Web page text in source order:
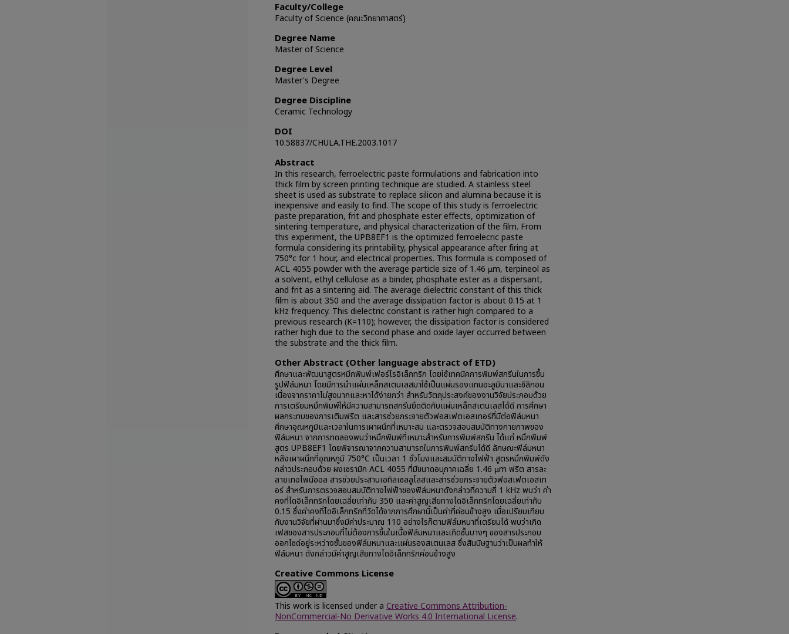
Faculty/College
Faculty of Science (คณะวิทยาศาสตร์)
Degree Name
Master of Science
Degree Level
Master's Degree
Degree Discipline
Ceramic Technology
DOI
10.58837/CHULA.THE.2003.1017
Abstract
In this research, ferroelectric paste formulations and fabrication into
thick film by screen printing technique are studied. A stainless steel
sheet is used as substrate to replace silicon and alumina because it is
inexpensive and easily to find. The scope of this study is ferroelectric
paste preparation, frit and phosphate ester effects, optimization of
sintering temperature, and physical characterization of the film. From
this experiment, the UPB8EF1 is the optimized ferroelecric paste
formula considering its printability, physical appearance after firing at
750°c for 1 hour, and electrical properties. This formula is composed of
ACL 4055 powder with the average particle size of 1.46 µm, terpineol as
a solvent, ethyl cellulose as a binder, phosphate ester as a dispersant,
and frit as a sintering aid. The average dielectric constant of this thick
film is about 350 and the average dissipation factor is about 0.15 at 1
kHz frequency. This dielectric constant is rather high compared to a
previous research (K=110); however, the dissipation factor is considered
rather high due to the second phase and oxide layer occurred between
the substrate and the thick film.
Other Abstract (Other language abstract of ETD)
ศึกษาและพัฒนาสูตรหมึกพิมพ์เฟอร์โรอิเล็กทริก โดยใช้เทคนิคการพิมพ์สกรีนในการขึ้น
รูปฟิล์มหนา โดยมีการนำแผ่นเหล็กสเตนเลสมาใช้เป็นแผ่นรองแทนอะลูมินาและซิลิกอน
เนื่องจากราคาไม่สูงมากและหาได้ง่ายกว่า สำหรับวัตถุประสงค์ของงานวิจัยประกอบด้วย
การเตรียมหมึกพิมพ์ให้มีความสามารถสกรีนยึดติดกับแผ่นเหล็กสเตนเลสได้ดี การศึกษา
ผลกระทบของการเติมฟริต และสารช่วยกระจายตัวฟอสเฟตเอสเทอร์ที่มีต่อฟิล์มหนา
ศึกษาอุณหภูมิและเวลาในการเผาผนึกที่เหมาะสม และตรวจสอบสมบัติทางกายภาพของ
ฟิล์มหนา จากการทดลองพบว่าหมึกพิมพ์ที่เหมาะสำหรับการพิมพ์สกรีน ได้แก่ หมึกพิมพ์
สูตร UPB8EF1 โดยพิจารณาจากความสามารถในการพิมพ์สกรีนได้ดี ลักษณะฟิล์มหนา
หลังเผาผนึกที่อุณหภูมิ 750°C เป็นเวลา 1 ชั่วโมงและสมบัติทางไฟฟ้า สูตรหมึกพิมพ์ดัง
กล่าวประกอบด้วย ผงเซรามิก ACL 4055 ที่มีขนาดอนุภาคเฉลี่ย 1.46 µm ฟริต สารละ
ลายเทอไพนีออล สารช่วยประสานเอทิลเซลลูโลสและสารช่วยกระจายตัวฟอสเฟตเอสเท
อร์ สำหรับการตรวจสอบสมบัติทางไฟฟ้าของฟิล์มหนาดังกล่าวที่ความถี่ 1 kHz พบว่า ค่า
คงที่ไดอิเล็กทริกโดยเฉลี่ยเท่ากับ 350 และค่าสูญเสียทางไดอิเล็กทริกโดยเฉลี่ยเท่ากับ
0.15 ซึ่งค่าคงที่ไดอิเล็กทริกที่วัดได้จากการศึกษานี้เป็นค่าที่ค่อนข้างสูง เมื่อเปรียบเทียบ
กับงานวิจัยที่ผ่านมาซึ่งมีค่าประมาณ 110 อย่างไรก็ตามฟิล์มหนาที่เตรียมได้ พบว่าเกิด
เฟสของสารประกอบที่ไม่ต้องการขึ้นในเนื้อฟิล์มหนาและเกิดชั้นบางๆ ของสารประกอบ
ออกไซด์อยู่ระหว่างชั้นของฟิล์มหนาและแผ่นรองสเตนเลส ซึ่งสันนิษฐานว่าเป็นผลทำให้
ฟิล์มหนา ดังกล่าวมีค่าสูญเสียทางไดอิเล็กทริกค่อนข้างสูง
Creative Commons License
This work is licensed under a Creative Commons Attribution-
NonCommercial-No Derivative Works 4.0 International License.